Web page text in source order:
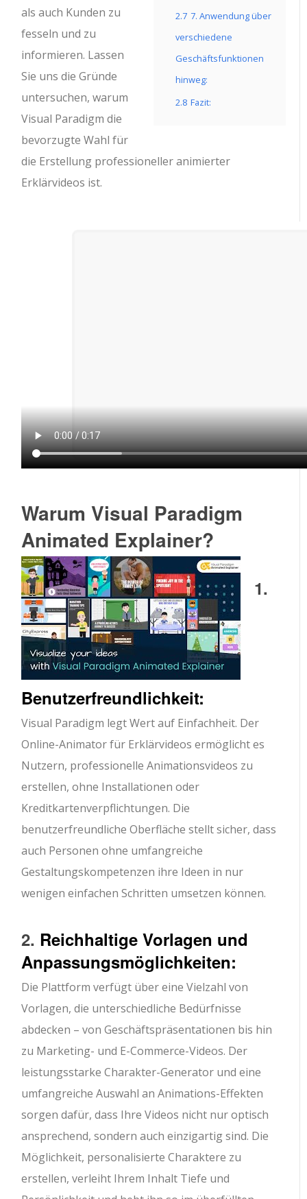
2.7 7. Anwendung über
verschiedene
Geschäftsfunktionen
hinweg:
2.8 Fazit:
als auch Kunden zu
fesseln und zu
informieren. Lassen
Sie uns die Gründe
untersuchen, warum
Visual Paradigm die
bevorzugte Wahl für
die Erstellung professioneller animierter
Erklärvideos ist.
Warum Visual Paradigm
Animated Explainer?
1.
Benutzerfreundlichkeit:
Visual Paradigm legt Wert auf Einfachheit. Der
Online-Animator für Erklärvideos ermöglicht es
Nutzern, professionelle Animationsvideos zu
erstellen, ohne Installationen oder
Kreditkartenverpflichtungen. Die
benutzerfreundliche Oberfläche stellt sicher, dass
auch Personen ohne umfangreiche
Gestaltungskompetenzen ihre Ideen in nur
wenigen einfachen Schritten umsetzen können.
2. Reichhaltige Vorlagen und
Anpassungsmöglichkeiten:
Die Plattform verfügt über eine Vielzahl von
Vorlagen, die unterschiedliche Bedürfnisse
abdecken – von Geschäftspräsentationen bis hin
zu Marketing- und E-Commerce-Videos. Der
leistungsstarke Charakter-Generator und eine
umfangreiche Auswahl an Animations-Effekten
sorgen dafür, dass Ihre Videos nicht nur optisch
ansprechend, sondern auch einzigartig sind. Die
Möglichkeit, personalisierte Charaktere zu
erstellen, verleiht Ihrem Inhalt Tiefe und